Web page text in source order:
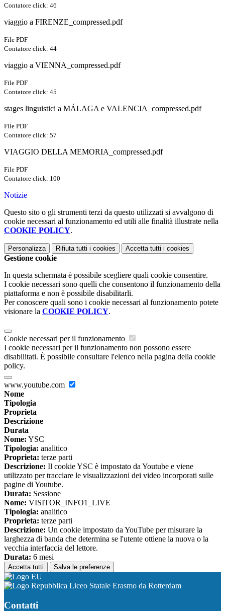
Contatore click: 46
viaggio a FIRENZE_compressed.pdf
File PDF
Contatore click: 44
viaggio a VIENNA_compressed.pdf
File PDF
Contatore click: 45
stages linguistici a MÁLAGA e VALENCIA_compressed.pdf
File PDF
Contatore click: 57
VIAGGIO DELLA MEMORIA_compressed.pdf
File PDF
Contatore click: 100
Notizie
Questo sito o gli strumenti terzi da questo utilizzati si avvalgono di
cookie necessari al funzionamento ed utili alle finalità illustrate nella
COOKIE POLICY.
Personalizza Rifiuta tutti i cookies Accetta tutti i cookies
Gestione cookie
In questa schermata è possibile scegliere quali cookie consentire.
I cookie necessari sono quelli che consentono il funzionamento della
piattaforma e non è possibile disabilitarli.
Per conoscere quali sono i cookie necessari al funzionamento potete
visionare la COOKIE POLICY.
Cookie necessari per il funzionamento
I cookie necessari per il funzionamento non possono essere
disabilitati. È possibile consultare l'elenco nella pagina della cookie
policy.
www.youtube.com
Nome
Tipologia
Proprieta
Descrizione
Durata
Nome: YSC
Tipologia: analitico
Proprieta: terze parti
Descrizione: Il cookie YSC è impostato da Youtube e viene
utilizzato per tracciare le visualizzazioni dei video incorporati sulle
pagine di Youtube.
Durata: Sessione
Nome: VISITOR_INFO1_LIVE
Tipologia: analitico
Proprieta: terze parti
Descrizione: Un cookie impostato da YouTube per misurare la
larghezza di banda che determina se l'utente ottiene la nuova o la
vecchia interfaccia del lettore.
Durata: 6 mesi
Accetta tutti Salva le preferenze
Liceo Statale Erasmo da Rotterdam
Contatti